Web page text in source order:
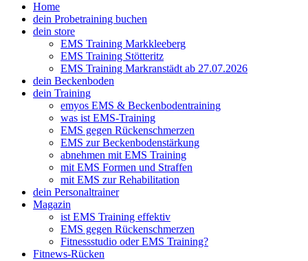
Home
dein Probetraining buchen
dein store
EMS Training Markkleeberg
EMS Training Stötteritz
EMS Training Markranstädt ab 27.07.2026
dein Beckenboden
dein Training
emyos EMS & Beckenbodentraining
was ist EMS-Training
EMS gegen Rückenschmerzen
EMS zur Beckenbodenstärkung
abnehmen mit EMS Training
mit EMS Formen und Straffen
mit EMS zur Rehabilitation
dein Personaltrainer
Magazin
ist EMS Training effektiv
EMS gegen Rückenschmerzen
Fitnessstudio oder EMS Training?
Fitnews-Rücken